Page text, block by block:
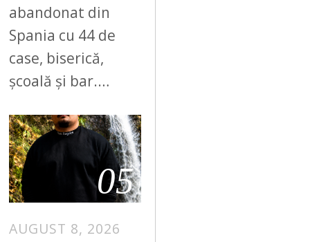
abandonat din
Spania cu 44 de
case, biserică,
școală și bar.…
05
AUGUST 8, 2026